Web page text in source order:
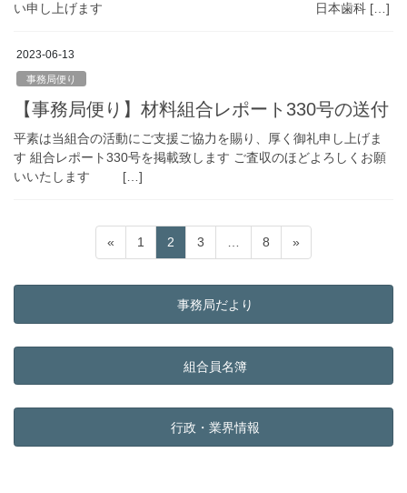
い申し上げます 日本歯科 […]
2023-06-13
事務局便り
【事務局便り】材料組合レポート330号の送付
平素は当組合の活動にご支援ご協力を賜り、厚く御礼申し上げま
す 組合レポート330号を掲載致します ご査収のほどよろしくお願
いいたします […]
の
ペ
ー
«
固
定
ペ
ジ
1
固
定
ペ
ー
ジ
2
固
定
ペ
ー
ジ
3
固
定
ペ
ジ
8 »
事務局だより
組合員名簿
行政・業界情報